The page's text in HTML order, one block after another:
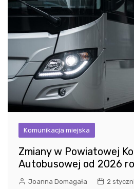
Komunikacja miejska
Zmiany w Powiatowej
Autobusowej od 2026
Joanna Domagała 2